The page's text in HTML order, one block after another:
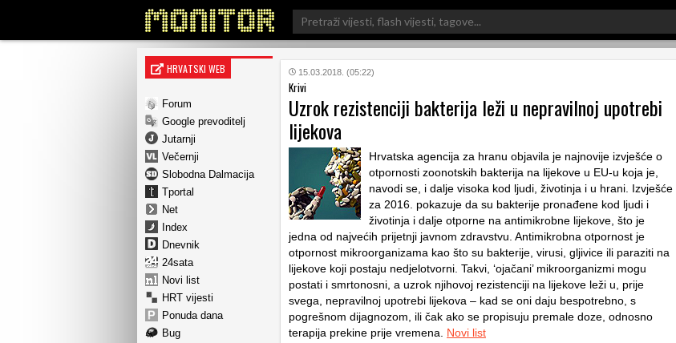
Search
for:
HRVATSKI WEB
Forum
Google prevoditelj
Jutarnji
Večernji
Slobodna Dalmacija
Tportal
Net
Index
Dnevnik
24sata
Novi list
HRT vijesti
Ponuda dana
Bug
15.03.2018. (05:22)
Krivi
Uzrok rezistenciji bakterija leži u nepravilnoj upotrebi
lijekova
Hrvatska agencija za hranu objavila je najnovije izvješće o
otpornosti zoonotskih bakterija na lijekove u EU-u koja je,
navodi se, i dalje visoka kod ljudi, životinja i u hrani. Izvješće
za 2016. pokazuje da su bakterije pronađene kod ljudi i
životinja i dalje otporne na antimikrobne lijekove, što je
jedna od najvećih prijetnji javnom zdravstvu. Antimikrobna otpornost je
otpornost mikroorganizama kao što su bakterije, virusi, gljivice ili paraziti na
lijekove koji postaju nedjelotvorni. Takvi, ‘ojačani’ mikroorganizmi mogu
postati i smrtonosni, a uzrok njihovoj rezistenciji na lijekove leži u, prije
svega, nepravilnoj upotrebi lijekova – kad se oni daju bespotrebno, s
pogrešnom dijagnozom, ili čak ako se propisuju premale doze, odnosno
terapija prekine prije vremena. Novi list